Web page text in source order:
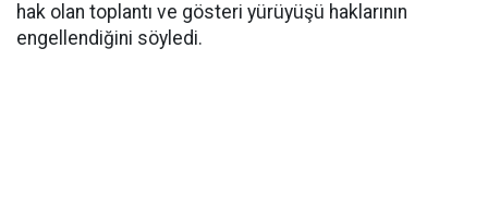
hak olan toplantı ve gösteri yürüyüşü haklarının
engellendiğini söyledi.